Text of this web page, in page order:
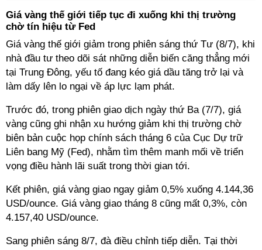
Giá vàng thế giới tiếp tục đi xuống khi thị trường
chờ tín hiệu từ Fed
Giá vàng thế giới giảm trong phiên sáng thứ Tư (8/7), khi
nhà đầu tư theo dõi sát những diễn biến căng thẳng mới
tại Trung Đông, yếu tố đang kéo giá dầu tăng trở lại và
làm dấy lên lo ngại về áp lực lạm phát.
Trước đó, trong phiên giao dịch ngày thứ Ba (7/7), giá
vàng cũng ghi nhận xu hướng giảm khi thị trường chờ
biên bản cuộc họp chính sách tháng 6 của Cục Dự trữ
Liên bang Mỹ (Fed), nhằm tìm thêm manh mối về triển
vọng điều hành lãi suất trong thời gian tới.
Kết phiên, giá vàng giao ngay giảm 0,5% xuống 4.144,36
USD/ounce. Giá vàng giao tháng 8 cũng mất 0,3%, còn
4.157,40 USD/ounce.
Sang phiên sáng 8/7, đà điều chỉnh tiếp diễn. Tại thời